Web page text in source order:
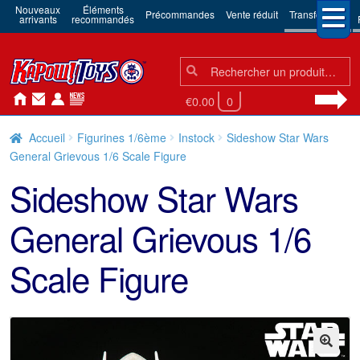
Nouveaux
arrivants
Éléments
recommandés Précommandes Vente réduit Transformers
Chercher:
Chercher
€0.00 0
Accueil Figurines 1/6ème Instock
Sideshow Star Wars
General Grievous 1/6 Scale Figure
Sideshow Star Wars
General Grievous 1/6
Scale Figure